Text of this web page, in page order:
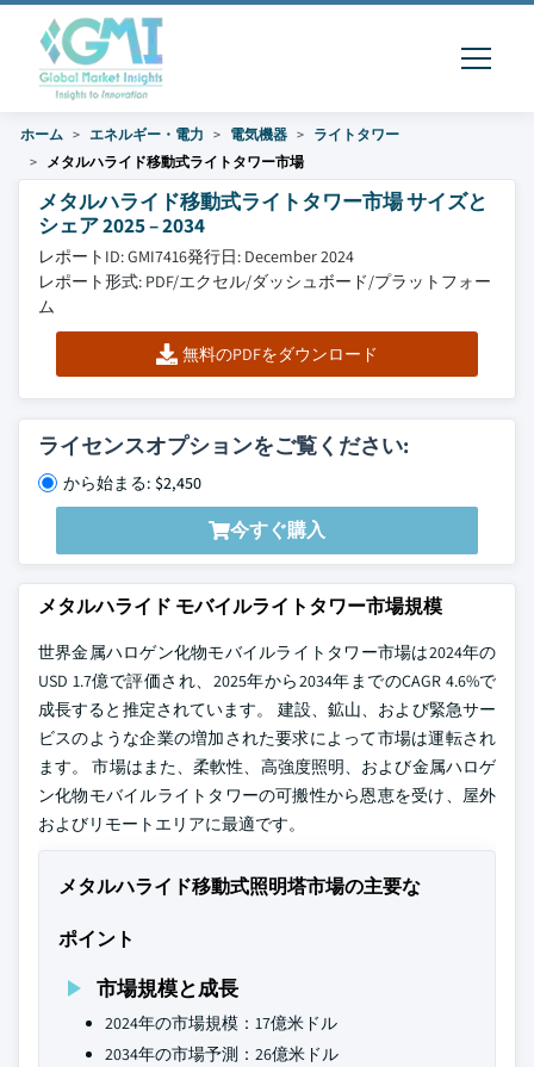
ホーム エネルギー・電力 電気機器
ライトタワー
メタルハライド移動式ライトタワー市場
メタルハライド移動式ライトタワー市場 サイズと
シェア 2025 – 2034
レポートID: GMI7416発行日: December 2024
レポート形式: PDF/エクセル/ダッシュボード/プラットフォー
ム
無料のPDFをダウンロード
ライセンスオプションをご覧ください:
から始まる: $2,450
今すぐ購入
メタルハライド モバイルライトタワー市場規模
世界金属ハロゲン化物モバイルライトタワー市場は2024年の
USD 1.7億で評価され、2025年から2034年までのCAGR 4.6%で
成長すると推定されています。 建設、鉱山、および緊急サー
ビスのような企業の増加された要求によって市場は運転され
ます。 市場はまた、柔軟性、高強度照明、および金属ハロゲ
ン化物モバイルライトタワーの可搬性から恩恵を受け、屋外
およびリモートエリアに最適です。
メタルハライド移動式照明塔市場の主要な
ポイント
市場規模と成長
2024年の市場規模：17億米ドル
2034年の市場予測：26億米ドル